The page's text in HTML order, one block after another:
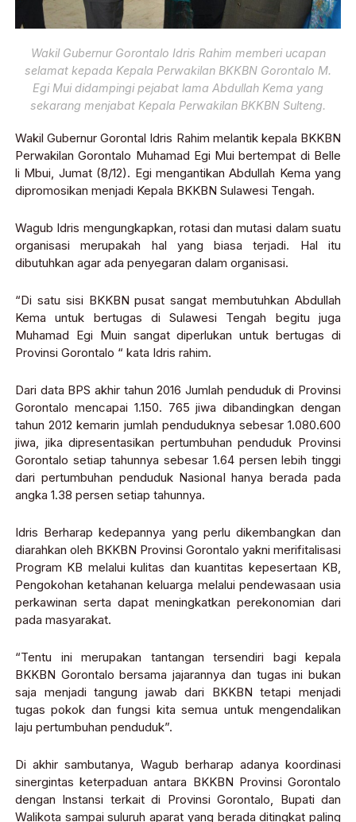
Wakil Gubernur Gorontalo Idris Rahim memberi ucapan
selamat kepada Kepala Perwakilan BKKBN Gorontalo M.
Egi Mui didampingi pejabat lama Abdullah Kema yang
sekarang menjabat Kepala Perwakilan BKKBN Sulteng.
Wakil Gubernur Gorontal Idris Rahim melantik kepala BKKBN
Perwakilan Gorontalo Muhamad Egi Mui bertempat di Belle
li Mbui, Jumat (8/12). Egi mengantikan Abdullah Kema yang
dipromosikan menjadi Kepala BKKBN Sulawesi Tengah.
Wagub Idris mengungkapkan, rotasi dan mutasi dalam suatu
organisasi merupakah hal yang biasa terjadi. Hal itu
dibutuhkan agar ada penyegaran dalam organisasi.
“Di satu sisi BKKBN pusat sangat membutuhkan Abdullah
Kema untuk bertugas di Sulawesi Tengah begitu juga
Muhamad Egi Muin sangat diperlukan untuk bertugas di
Provinsi Gorontalo “ kata Idris rahim.
Dari data BPS akhir tahun 2016 Jumlah penduduk di Provinsi
Gorontalo mencapai 1.150. 765 jiwa dibandingkan dengan
tahun 2012 kemarin jumlah penduduknya sebesar 1.080.600
jiwa, jika dipresentasikan pertumbuhan penduduk Provinsi
Gorontalo setiap tahunnya sebesar 1.64 persen lebih tinggi
dari pertumbuhan penduduk Nasional hanya berada pada
angka 1.38 persen setiap tahunnya.
Idris Berharap kedepannya yang perlu dikembangkan dan
diarahkan oleh BKKBN Provinsi Gorontalo yakni merifitalisasi
Program KB melalui kulitas dan kuantitas kepesertaan KB,
Pengokohan ketahanan keluarga melalui pendewasaan usia
perkawinan serta dapat meningkatkan perekonomian dari
pada masyarakat.
“Tentu ini merupakan tantangan tersendiri bagi kepala
BKKBN Gorontalo bersama jajarannya dan tugas ini bukan
saja menjadi tangung jawab dari BKKBN tetapi menjadi
tugas pokok dan fungsi kita semua untuk mengendalikan
laju pertumbuhan penduduk”.
Di akhir sambutanya, Wagub berharap adanya koordinasi
sinergintas keterpaduan antara BKKBN Provinsi Gorontalo
dengan Instansi terkait di Provinsi Gorontalo, Bupati dan
Walikota sampai suluruh aparat yang berada ditingkat paling